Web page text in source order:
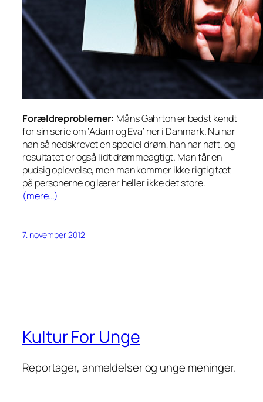
Forældreproblemer: Måns Gahrton er bedst kendt
for sin serie om ‘Adam og Eva’ her i Danmark. Nu har
han så nedskrevet en speciel drøm, han har haft, og
resultatet er også lidt drømmeagtigt. Man får en
pudsig oplevelse, men man kommer ikke rigtig tæt
på personerne og lærer heller ikke det store.
(mere…)
7. november 2012
Kultur For Unge
Reportager, anmeldelser og unge meninger.